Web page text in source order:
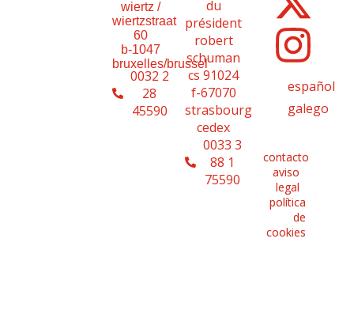
wiertz /
wiertzstraat
60
b-1047
bruxelles/brussel
0032 2
28
45590
du
président
robert
schuman
cs 91024
f-67070
strasbourg
cedex
0033 3
88 1
75590
español
galego
contacto
aviso
legal
política
de
cookies